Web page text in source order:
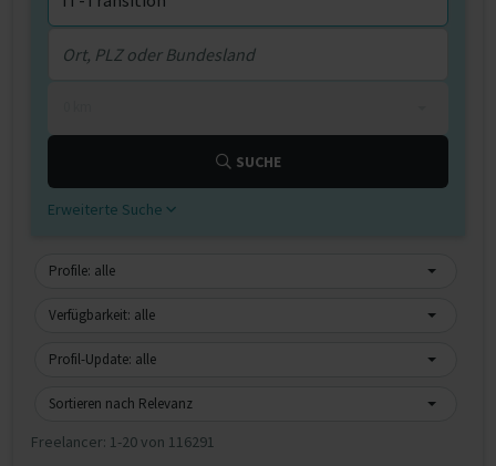
SUCHE
Erweiterte Suche
Profile: alle
Verfügbarkeit: alle
Profil-Update: alle
Sortieren nach Relevanz
Freelancer: 1-20 von 116291